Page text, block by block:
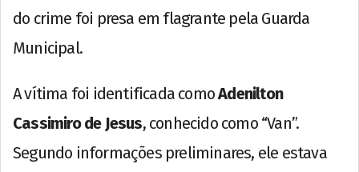
do crime foi presa em flagrante pela Guarda
Municipal.
A vítima foi identificada comoAdenilton
Cassimiro de Jesus, conhecido como “Van”.
Segundo informações preliminares, ele estava